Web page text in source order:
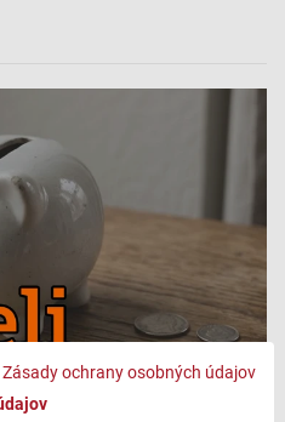
Zásady ochrany osobných údajov
a